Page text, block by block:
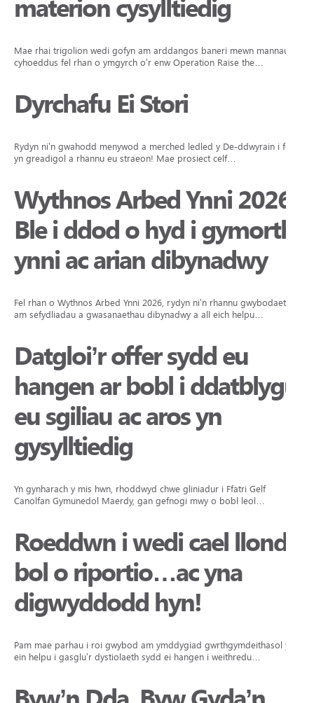
materion cysylltiedig
Mae rhai trigolion wedi gofyn am arddangos baneri mewn mannau
cyhoeddus fel rhan o ymgyrch o’r enw Operation Raise the…
Dyrchafu Ei Stori
Rydyn ni’n gwahodd menywod a merched ledled y De-ddwyrain i fod
yn greadigol a rhannu eu straeon! Mae prosiect celf…
Wythnos Arbed Ynni 2026:
Ble i ddod o hyd i gymorth
ynni ac arian dibynadwy
Fel rhan o Wythnos Arbed Ynni 2026, rydyn ni’n rhannu gwybodaeth
am sefydliadau a gwasanaethau dibynadwy a all eich helpu…
Datgloi’r offer sydd eu
hangen ar bobl i ddatblygu
eu sgiliau ac aros yn
gysylltiedig
Yn gynharach y mis hwn, rhoddwyd chwe gliniadur i Ffatri Gelf
Canolfan Gymunedol Maerdy, gan gefnogi mwy o bobl leol…
Roeddwn i wedi cael llond
bol o riportio…ac yna
digwyddodd hyn!
Pam mae parhau i roi gwybod am ymddygiad gwrthgymdeithasol yn
ein helpu i gasglu’r dystiolaeth sydd ei hangen i weithredu…